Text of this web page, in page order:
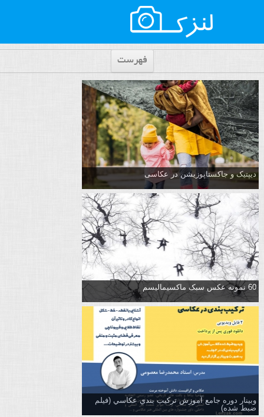
فهرست
دیپتیک و جاکستا‌پوزیشن در عکاسی
60 نمونه عکس سبک ماکسیمالیسم
وبینار دوره جامع آموزش تركيب بندي عكاسي (فیلم
ضبط شده)